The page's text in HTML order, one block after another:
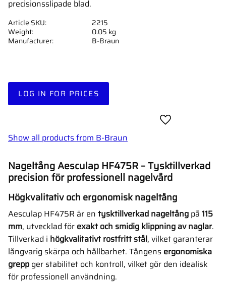
precisionsslipade blad.
LOG IN FOR PRICES
Add to favorites
Article SKU
2215
Weight
0.05 kg
Manufacturer
B-Braun
Show all products from B-Braun
Nageltång Aesculap HF475R – Tysktillverkad
precision för professionell nagelvård
Högkvalitativ och ergonomisk nageltång
Aesculap HF475R är en tysktillverkad nageltång på 115
mm, utvecklad för exakt och smidig klippning av naglar.
Tillverkad i högkvalitativt rostfritt stål, vilket garanterar
långvarig skärpa och hållbarhet. Tångens ergonomiska
grepp ger stabilitet och kontroll, vilket gör den idealisk
för professionell användning.